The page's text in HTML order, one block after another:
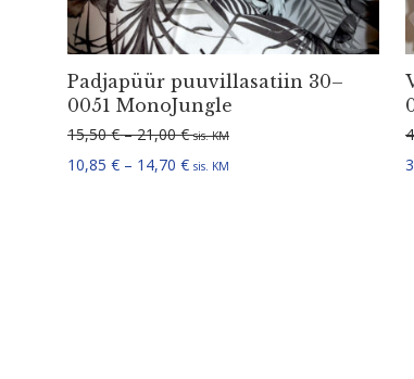
Padjapüür puuvil­la­satiin 30–
0051 MonoJungle
15,50€ – 21,00€Hinnavahemik: 15,50 € kuni
sis. KM
10,85 € – 14,70 €Hinnavahemik: 10,85 € kuni
sis. KM